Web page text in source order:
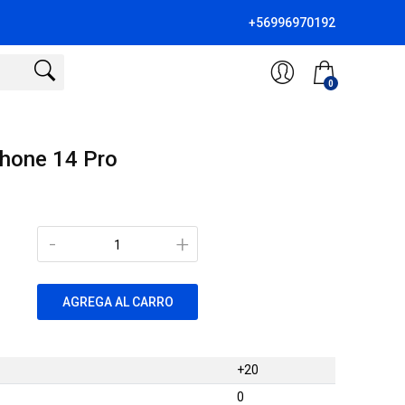
+56996970192
0
14 Pro
+
-
AGREGA AL CARRO
+20
0